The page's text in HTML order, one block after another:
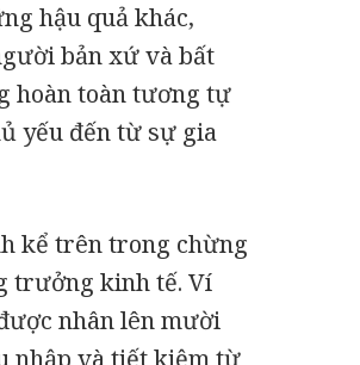
hậu quả khác,
bản xứ và bất
hoàn toàn tương tự
yếu đến từ sự gia
kể trên trong chừng
trưởng kinh tế. Ví
nhân lên mười
nhập và tiết kiệm từ